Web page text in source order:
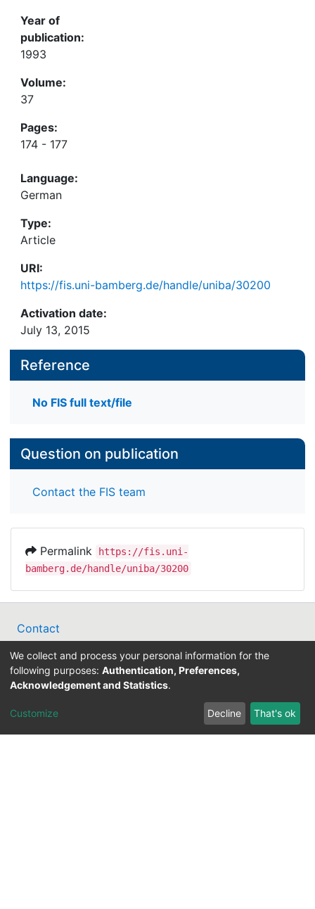
Year of
publication:
1993
Volume:
37
Pages:
174 - 177
Language:
German
Type:
Article
URI:
https://fis.uni-bamberg.de/handle/uniba/30200
Activation date:
July 13, 2015
Reference
No FIS full text/file
Question on publication
Contact the FIS team
Permalink
https://fis.uni-
bamberg.de/handle/uniba/30200
Contact
Legal Notice
Data Protection
ORCID
Barcelona Declaration
Info on research and publishing
We collect and process your personal information for the
following purposes: Authentication, Preferences,
Acknowledgement and Statistics.
Customize Decline That's ok